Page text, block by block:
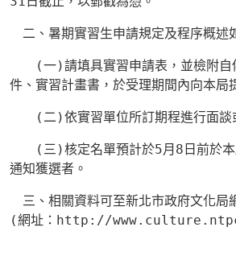
二、暑期實習生申請規定及程序概述
(一)請填具實習申請表，並檢附
件、實習計畫書，於受理期間內向本局
( 二)依實習單位所訂期程進行面談
( 三 )核定名單預計於5月 8 日前於
通知獲選者。
三、相關資料可至新北市政府文化局
(網址： http://